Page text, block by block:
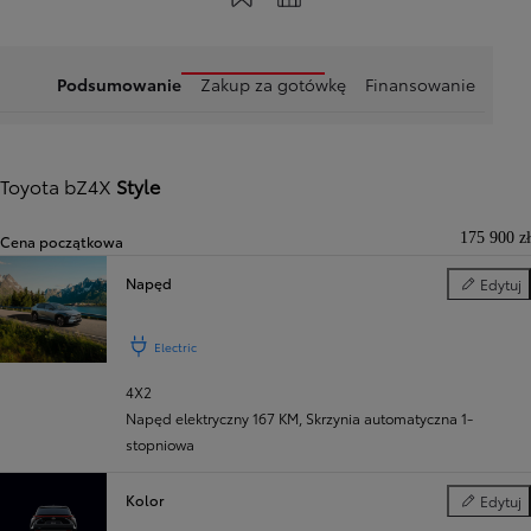
Podsumowanie Zakup za gotówkę Finansowanie
Toyota bZ4X Style
Cena początkowa 175 900 zł
Napęd Edytuj
Napęd
Electric
4X2
Napęd elektryczny 167 KM Skrzynia automatyczna 1-
stopniowa
Kolor Edytuj
Kolor